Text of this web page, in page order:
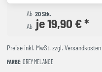
Ab 20 Stk.
Ab je 19,90 € *
Preise inkl. MwSt. zzgl. Versandkosten
FARBE: GREY MELANGE